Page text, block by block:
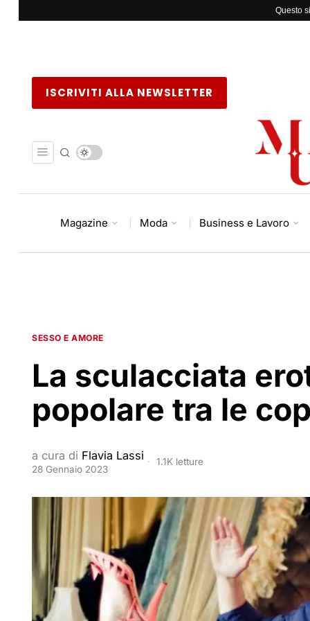
Questo
ISCRIVITI ALLA NEWSLETTER
Magazine Moda Business e Lavoro
SESSO E AMORE
La sculacciata
popolare tra le
a cura di Flavia Lassi
28 Gennaio 2023
1.1K letture